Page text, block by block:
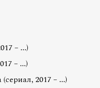
– ...)
– ...)
2017 – ...)